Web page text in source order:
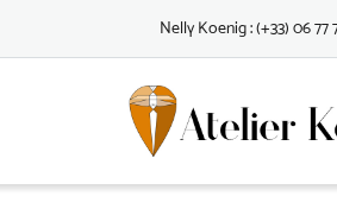
Nelly Koenig : (+33) 06 77